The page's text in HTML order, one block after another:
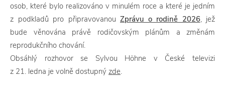
osob, které bylo realizováno v minulém roce a které je jedním
z podkladů pro připravovanou Zprávu o rodině 2026, jež
bude věnována právě rodičovským plánům a změnám
reprodukčního chování.
Obsáhlý rozhovor se Sylvou Höhne v České televizi
z 21. ledna je volně dostupný zde.